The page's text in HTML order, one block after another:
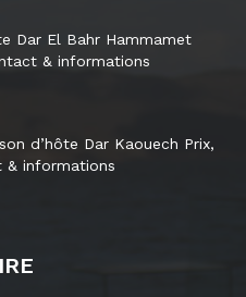
Dar El Bahr Hammamet
& informations
d’hôte Dar Kaouech Prix,
& informations